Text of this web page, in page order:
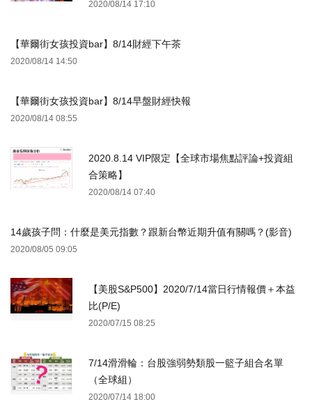
2020/08/14 17:10
【華爾街女孩投資bar】8/14財經下午茶
2020/08/14 14:50
【華爾街女孩投資bar】8/14早盤財經快報
2020/08/14 08:55
2020.8.14 VIP限定【全球市場焦點評論+投資組
合策略】
2020/08/14 07:40
14歲孩子問：什麼是美元指數？跟新台幣近期升值有關嗎？(影音)
2020/08/05 09:05
【美股S&P500】2020/7/14當日行情報價＋本益
比(P/E)
2020/07/15 08:25
7/14滑滑輪：台股強弱勢類股一籃子組合名單
（全球組）
2020/07/14 18:00